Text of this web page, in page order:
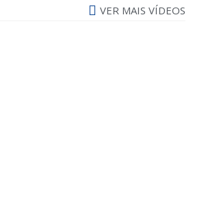
VER MAIS VÍDEOS